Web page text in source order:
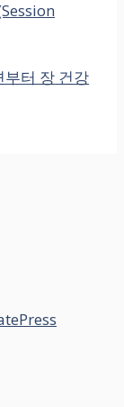
터 장 건강